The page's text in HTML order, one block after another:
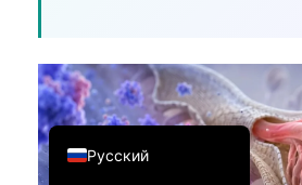
Русский
English
Deutsch